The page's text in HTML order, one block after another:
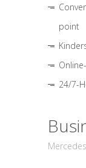
point
24/7-